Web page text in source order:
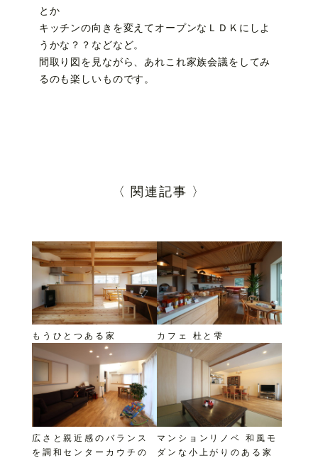
とか
キッチンの向きを変えてオープンなＬＤＫにしよ
うかな？？などなど。
間取り図を見ながら、あれこれ家族会議をしてみ
るのも楽しいものです。
〈 関連記事 〉
もうひとつある家 カフェ 杜と雫
広さと親近感のバランス
を調和センターカウチの
マンションリノベ 和風モ
ダンな小上がりのある家